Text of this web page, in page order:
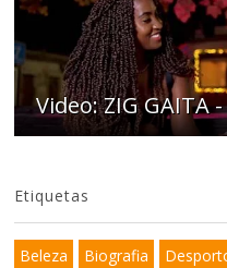
Video: ZIG GAITA
Etiquetas
Beleza Biografia